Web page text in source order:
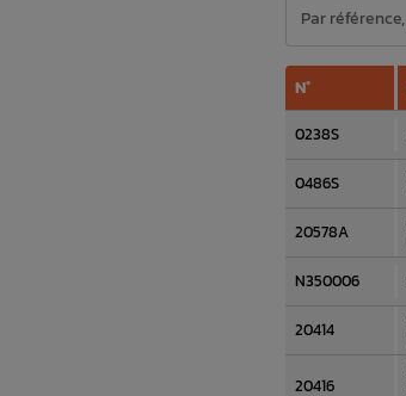
N°
0238S
0486S
20578A
N350006
20414
20416